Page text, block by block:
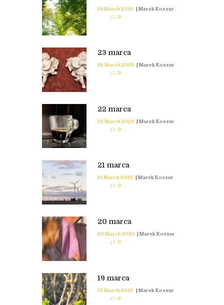
24 March 2023 | Marek Koszur
0
23 marca
23 March 2023 | Marek Koszur
0
22 marca
22 March 2023 | Marek Koszur
0
21 marca
21 March 2023
Marek Koszur
0
20 marca
20 March 2023 | Marek Koszur
0
19 marca
19 March 2023 | Marek Koszur
0